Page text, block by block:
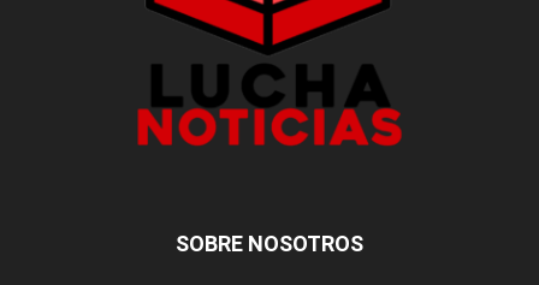
SOBRE NOSOTROS